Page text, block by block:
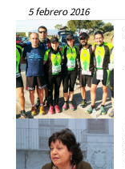
5 febrero 2016